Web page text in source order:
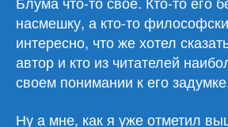
насмешку, а кто-то
интересно, что же хотел
автор и кто из читателей
своем понимании к его
Ну а мне, как я уже отметил